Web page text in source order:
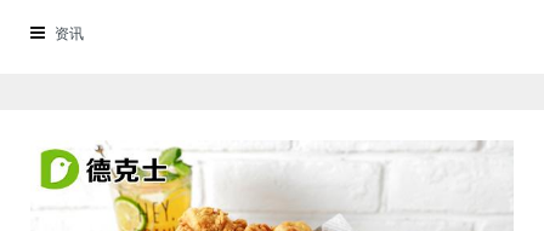
编将为您进行新一轮的费用分析，相信大家看过之后心中会有一定的了解。
资讯